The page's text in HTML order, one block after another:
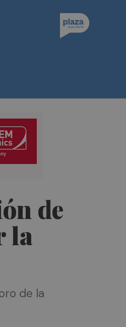
de
la
de la